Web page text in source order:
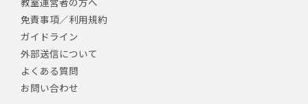
免責事項／利用規約
ガイドライン
外部送信について
よくある質問
お問い合わせ